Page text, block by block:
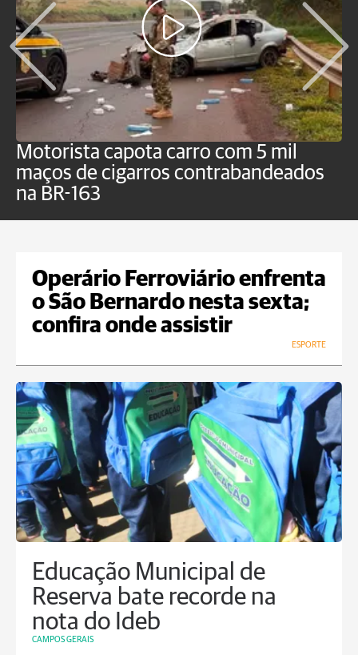
Motorista capota carro com 5 mil
maços de cigarros contrabandeados
na BR-163
Operário Ferroviário enfrenta
o São Bernardo nesta sexta;
confira onde assistir
ESPORTE
Educação Municipal de
Reserva bate recorde na
nota do Ideb
CAMPOS GERAIS